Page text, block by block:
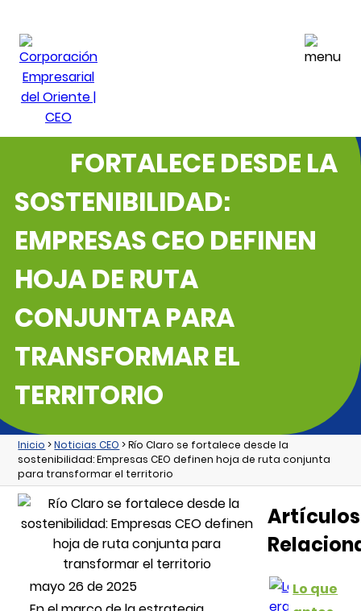
RÍO CLARO SE
FORTALECE DESDE LA
SOSTENIBILIDAD:
EMPRESAS CEO DEFINEN
HOJA DE RUTA
CONJUNTA PARA
TRANSFORMAR EL
TERRITORIO
Inicio >Noticias CEO > Río Claro se fortalece desde la
sostenibilidad: Empresas CEO definen hoja de ruta conjunta
para transformar el territorio
mayo 26 de 2025
Artículos
Lo que